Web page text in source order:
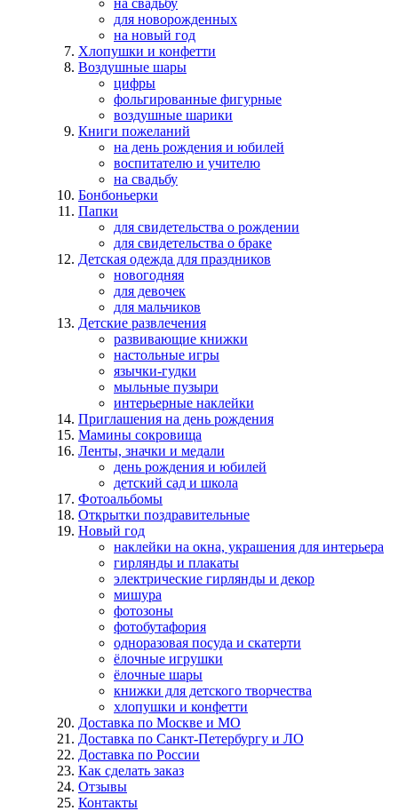
на свадьбу
для новорожденных
на новый год
Хлопушки и конфетти
Воздушные шары
цифры
фольгированные фигурные
воздушные шарики
Книги пожеланий
на день рождения и юбилей
воспитателю и учителю
на свадьбу
Бонбоньерки
Папки
для свидетельства о рождении
для свидетельства о браке
Детская одежда для праздников
новогодняя
для девочек
для мальчиков
Детские развлечения
развивающие книжки
настольные игры
язычки-гудки
мыльные пузыри
интерьерные наклейки
Приглашения на день рождения
Мамины сокровища
Ленты, значки и медали
день рождения и юбилей
детский сад и школа
Фотоальбомы
Открытки поздравительные
Новый год
наклейки на окна, украшения для интерьера
гирлянды и плакаты
электрические гирлянды и декор
мишура
фотозоны
фотобутафория
одноразовая посуда и скатерти
ёлочные игрушки
ёлочные шары
книжки для детского творчества
хлопушки и конфетти
Доставка по Москве и МО
Доставка по Санкт-Петербургу и ЛО
Доставка по России
Как сделать заказ
Отзывы
Контакты